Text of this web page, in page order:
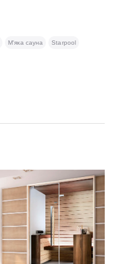
М'яка сауна Starpool